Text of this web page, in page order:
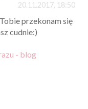
20.11.2017, 18:50
przekonam się
cudnie:)
- blog